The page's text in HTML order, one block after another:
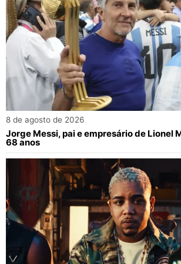
8 de agosto de 2026
Jorge Messi, pai e empresário de Lionel
68 anos